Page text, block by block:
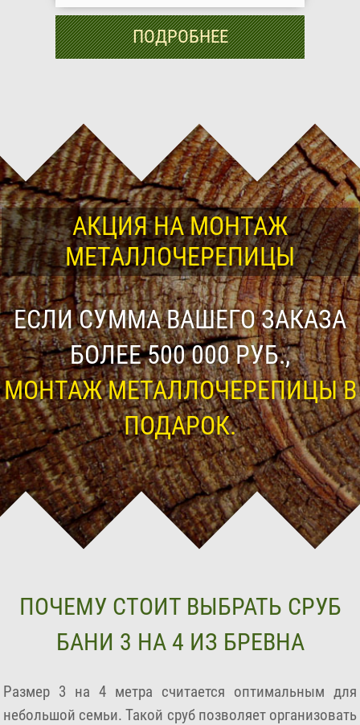
ПОДРОБНЕЕ
АКЦИЯ НА МОНТАЖ
МЕТАЛЛОЧЕРЕПИЦЫ
ЕСЛИ СУММА ВАШЕГО ЗАКАЗА
БОЛЕЕ 500 000 РУБ.,
МОНТАЖ МЕТАЛЛОЧЕРЕПИЦЫ В
ПОДАРОК.
ПОЧЕМУ СТОИТ ВЫБРАТЬ СРУБ
БАНИ 3 НА 4 ИЗ БРЕВНА
Размер 3 на 4 метра считается оптимальным для
небольшой семьи. Такой сруб позволяет организовать